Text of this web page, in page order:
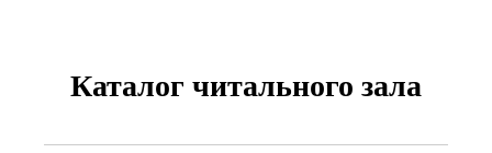
Каталог читального зала